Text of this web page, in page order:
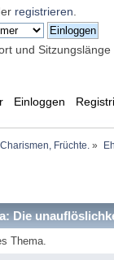
registrieren
und Sitzungslänge
Einloggen
Früchte. »
Die
Thema.